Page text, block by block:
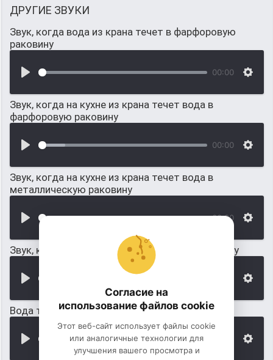
ДРУГИЕ ЗВУКИ
Звук, когда вода из крана течет в фарфоровую
раковину
00:00
Звук, когда на кухне из крана течет вода в
фарфоровую раковину
00:00
Звук, когда на кухне из крана течет вода в
металлическую раковину
00:00
Звук, когда вода течет в фарфоровую раковину
Вода течет с крана, наполнение ванны
Согласие на
использование файлов cookie
Этот веб-сайт использует файлы cookie
или аналогичные технологии для
улучшения вашего просмотра и